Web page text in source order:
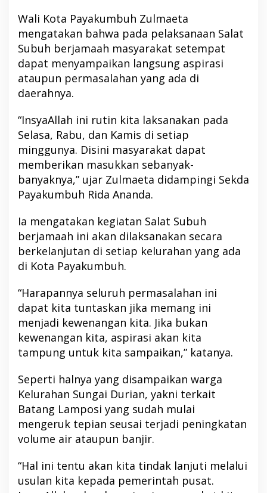
Wali Kota Payakumbuh Zulmaeta
mengatakan bahwa pada pelaksanaan Salat
Subuh berjamaah masyarakat setempat
dapat menyampaikan langsung aspirasi
ataupun permasalahan yang ada di
daerahnya.
“InsyaAllah ini rutin kita laksanakan pada
Selasa, Rabu, dan Kamis di setiap
minggunya. Disini masyarakat dapat
memberikan masukkan sebanyak-
banyaknya,” ujar Zulmaeta didampingi Sekda
Payakumbuh Rida Ananda.
Ia mengatakan kegiatan Salat Subuh
berjamaah ini akan dilaksanakan secara
berkelanjutan di setiap kelurahan yang ada
di Kota Payakumbuh.
“Harapannya seluruh permasalahan ini
dapat kita tuntaskan jika memang ini
menjadi kewenangan kita. Jika bukan
kewenangan kita, aspirasi akan kita
tampung untuk kita sampaikan,” katanya.
Seperti halnya yang disampaikan warga
Kelurahan Sungai Durian, yakni terkait
Batang Lamposi yang sudah mulai
mengeruk tepian seusai terjadi peningkatan
volume air ataupun banjir.
“Hal ini tentu akan kita tindak lanjuti melalui
usulan kita kepada pemerintah pusat.